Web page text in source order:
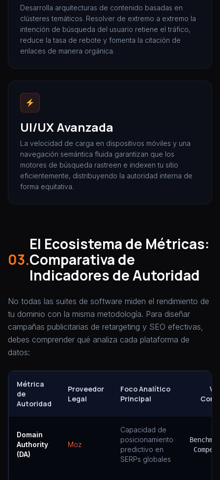
Desarrolla arquitecturas de contenido basadas en
clústeres temáticos. Resolver de extremo a extremo la
intención de búsqueda del usuario retiene el tráfico,
reduce la tasa de rebote y fomenta la citación de
enlaces de manera orgánica.
UI/UX Avanzada
La velocidad de carga en dispositivos móviles y una
navegación semántica fluida garantizan que los
motores de búsqueda rastreen e indexen tu sitio
eficientemente, distribuyendo la autoridad interna de
forma equitativa.
03.
El Ecosistema de Métricas:
Comparativa de
Indicadores de Autoridad
No todas las suites de software miden el rendimiento de
tu dominio con la misma metodología. Para diseñar
campañas publicitarias de retargeting y SEO efectivas,
debes comprender qué analiza cada plataforma de
datos:
Métrica
de
Autoridad
Proveedor
Legal
Foco Analítico
Principal
Domain
Authority
(DA)
Moz
Capacidad de
posicionamiento
predictivo en
SERPs globales